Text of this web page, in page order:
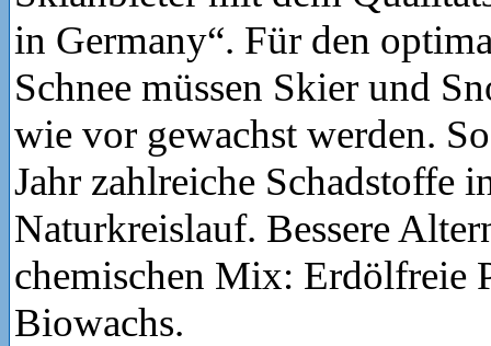
in Germany“. Für den
Schnee müssen Skier und
wie vor gewachst werden.
Jahr zahlreiche Schadstoffe
Naturkreislauf. Bessere
chemischen Mix: Erdölfreie
Biowachs.